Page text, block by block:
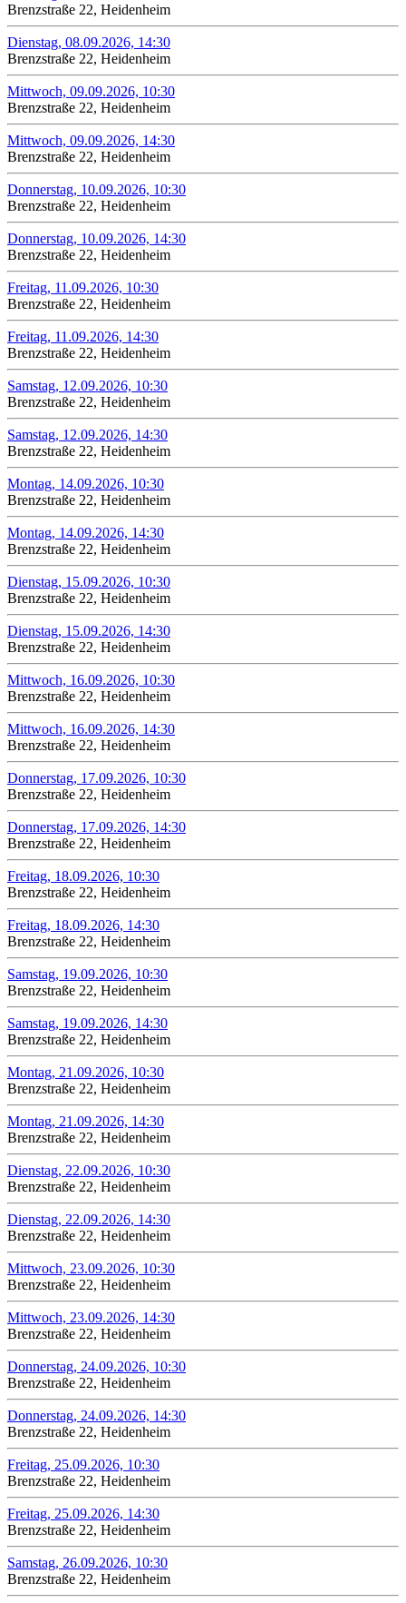
Brenzstraße 22, Heidenheim
Dienstag, 08.09.2026, 14:30
Brenzstraße 22, Heidenheim
Mittwoch, 09.09.2026, 10:30
Brenzstraße 22, Heidenheim
Mittwoch, 09.09.2026, 14:30
Brenzstraße 22, Heidenheim
Donnerstag, 10.09.2026, 10:30
Brenzstraße 22, Heidenheim
Donnerstag, 10.09.2026, 14:30
Brenzstraße 22, Heidenheim
Freitag, 11.09.2026, 10:30
Brenzstraße 22, Heidenheim
Freitag, 11.09.2026, 14:30
Brenzstraße 22, Heidenheim
Samstag, 12.09.2026, 10:30
Brenzstraße 22, Heidenheim
Samstag, 12.09.2026, 14:30
Brenzstraße 22, Heidenheim
Montag, 14.09.2026, 10:30
Brenzstraße 22, Heidenheim
Montag, 14.09.2026, 14:30
Brenzstraße 22, Heidenheim
Dienstag, 15.09.2026, 10:30
Brenzstraße 22, Heidenheim
Dienstag, 15.09.2026, 14:30
Brenzstraße 22, Heidenheim
Mittwoch, 16.09.2026, 10:30
Brenzstraße 22, Heidenheim
Mittwoch, 16.09.2026, 14:30
Brenzstraße 22, Heidenheim
Donnerstag, 17.09.2026, 10:30
Brenzstraße 22, Heidenheim
Donnerstag, 17.09.2026, 14:30
Brenzstraße 22, Heidenheim
Freitag, 18.09.2026, 10:30
Brenzstraße 22, Heidenheim
Freitag, 18.09.2026, 14:30
Brenzstraße 22, Heidenheim
Samstag, 19.09.2026, 10:30
Brenzstraße 22, Heidenheim
Samstag, 19.09.2026, 14:30
Brenzstraße 22, Heidenheim
Montag, 21.09.2026, 10:30
Brenzstraße 22, Heidenheim
Montag, 21.09.2026, 14:30
Brenzstraße 22, Heidenheim
Dienstag, 22.09.2026, 10:30
Brenzstraße 22, Heidenheim
Dienstag, 22.09.2026, 14:30
Brenzstraße 22, Heidenheim
Mittwoch, 23.09.2026, 10:30
Brenzstraße 22, Heidenheim
Mittwoch, 23.09.2026, 14:30
Brenzstraße 22, Heidenheim
Donnerstag, 24.09.2026, 10:30
Brenzstraße 22, Heidenheim
Donnerstag, 24.09.2026, 14:30
Brenzstraße 22, Heidenheim
Freitag, 25.09.2026, 10:30
Brenzstraße 22, Heidenheim
Freitag, 25.09.2026, 14:30
Brenzstraße 22, Heidenheim
Samstag, 26.09.2026, 10:30
Brenzstraße 22, Heidenheim